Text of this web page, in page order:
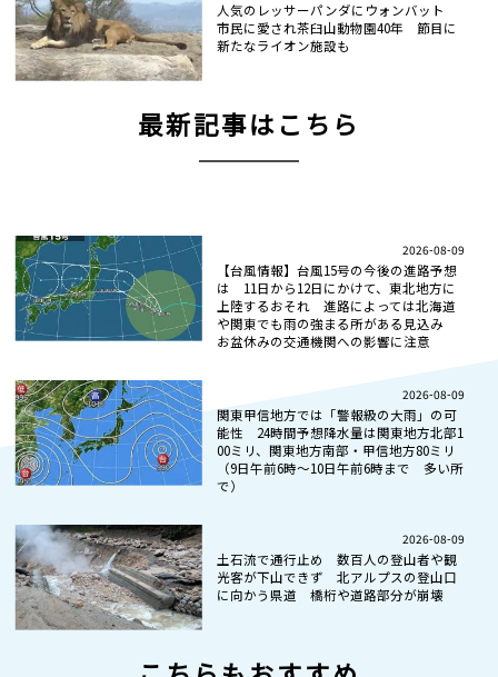
人気のレッサーパンダにウォンバット
市民に愛され茶臼山動物園40年 節目に
新たなライオン施設も
最新記事はこちら
2026-08-09
【台風情報】台風15号の今後の進路予想
は 11日から12日にかけて、東北地方に
上陸するおそれ 進路によっては北海道
や関東でも雨の強まる所がある見込み
お盆休みの交通機関への影響に注意
2026-08-09
関東甲信地方では「警報級の大雨」の可
能性 24時間予想降水量は関東地方北部1
00ミリ、関東地方南部・甲信地方80ミリ
（9日午前6時～10日午前6時まで 多い所
で）
2026-08-09
土石流で通行止め 数百人の登山者や観
光客が下山できず 北アルプスの登山口
に向かう県道 橋桁や道路部分が崩壊